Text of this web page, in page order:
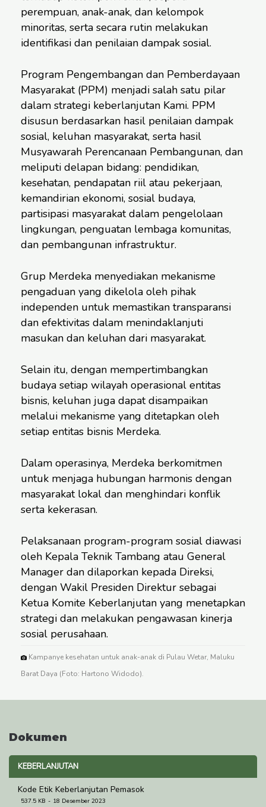
perempuan, anak-anak, dan kelompok
minoritas, serta secara rutin melakukan
identifikasi dan penilaian dampak sosial.
Program Pengembangan dan Pemberdayaan
Masyarakat (PPM) menjadi salah satu pilar
dalam strategi keberlanjutan Kami. PPM
disusun berdasarkan hasil penilaian dampak
sosial, keluhan masyarakat, serta hasil
Musyawarah Perencanaan Pembangunan, dan
meliputi delapan bidang: pendidikan,
kesehatan, pendapatan riil atau pekerjaan,
kemandirian ekonomi, sosial budaya,
partisipasi masyarakat dalam pengelolaan
lingkungan, penguatan lembaga komunitas,
dan pembangunan infrastruktur.
Grup Merdeka menyediakan mekanisme
pengaduan yang dikelola oleh pihak
independen untuk memastikan transparansi
dan efektivitas dalam menindaklanjuti
masukan dan keluhan dari masyarakat.
Selain itu, dengan mempertimbangkan
budaya setiap wilayah operasional entitas
bisnis, keluhan juga dapat disampaikan
melalui mekanisme yang ditetapkan oleh
setiap entitas bisnis Merdeka.
Dalam operasinya, Merdeka berkomitmen
untuk menjaga hubungan harmonis dengan
masyarakat lokal dan menghindari konflik
serta kekerasan.
Pelaksanaan program-program sosial diawasi
oleh Kepala Teknik Tambang atau General
Manager dan dilaporkan kepada Direksi,
dengan Wakil Presiden Direktur sebagai
Ketua Komite Keberlanjutan yang menetapkan
strategi dan melakukan pengawasan kinerja
sosial perusahaan.
Kampanye kesehatan untuk anak-anak di Pulau Wetar, Maluku
Barat Daya (Foto: Hartono Widodo).
Dokumen
KEBERLANJUTAN
Kode Etik Keberlanjutan Pemasok
537.5 KB 18 Desember 2023